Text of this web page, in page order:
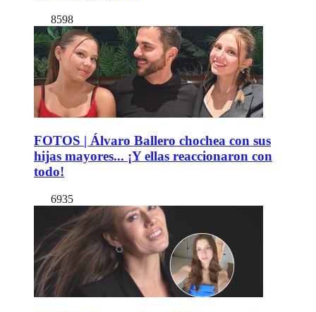
8598
FOTOS | Álvaro Ballero chochea con sus
hijas mayores... ¡Y ellas reaccionaron con
todo!
6935